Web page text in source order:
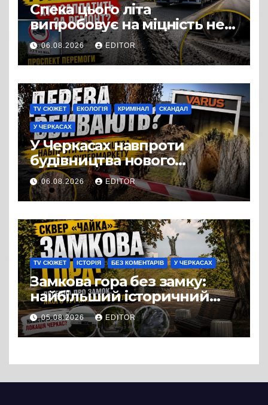
Спека цього літа
випробовує на міцність не
лише людей, а й дороги
Черкас
06.08.2026 EDITOR
TV СЮЖЕТ ЕКОЛОГІЯ КРИМІНАЛ СКАНДАЛ
У ЧЕРКАСАХ
У Черкасах навпроти
будівництва нового
супермаркету VARUS на
проспекті Перемоги всохли
дерева. І це навряд чи
можна назвати
випадковістю
06.08.2026 EDITOR
TV СЮЖЕТ ІСТОРІЯ БЕЗ КОМЕНТАРІВ У ЧЕРКАСАХ
Замкова гора без замку:
найбільший історичний
міф Черкас
05.08.2026 EDITOR